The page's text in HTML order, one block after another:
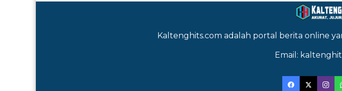
Kaltenghits.com adalah portal berita online
Email: